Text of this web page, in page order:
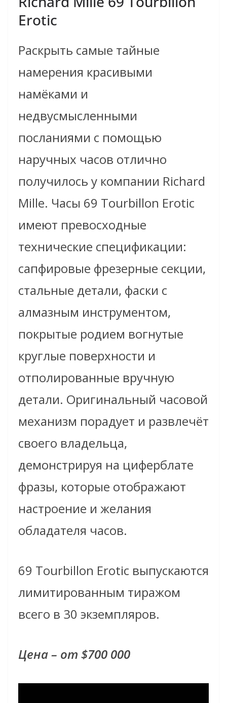
Erotic
Раскрыть самые тайные
намерения красивыми
намёками и
недвусмысленными
посланиями с помощью
наручных часов отлично
получилось у компании Richard
Mille. Часы 69 Tourbillon Erotic
имеют превосходные
технические спецификации:
сапфировые фрезерные секции,
стальные детали, фаски с
алмазным инструментом,
покрытые родием вогнутые
круглые поверхности и
отполированные вручную
детали. Оригинальный часовой
механизм порадует и развлечёт
своего владельца,
демонстрируя на циферблате
фразы, которые отображают
настроение и желания
обладателя часов.
69 Tourbillon Erotic выпускаются
лимитированным тиражом
всего в 30 экземпляров.
Цена – от $700 000